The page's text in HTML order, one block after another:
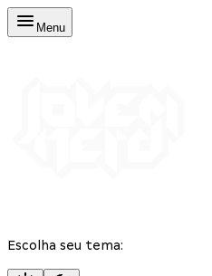
Menu
Escolha seu tema: